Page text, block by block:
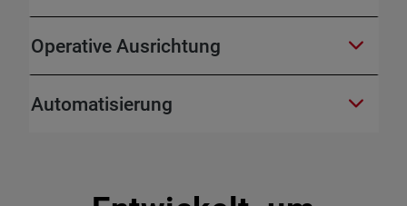
Operative Ausrichtung
Automatisierung